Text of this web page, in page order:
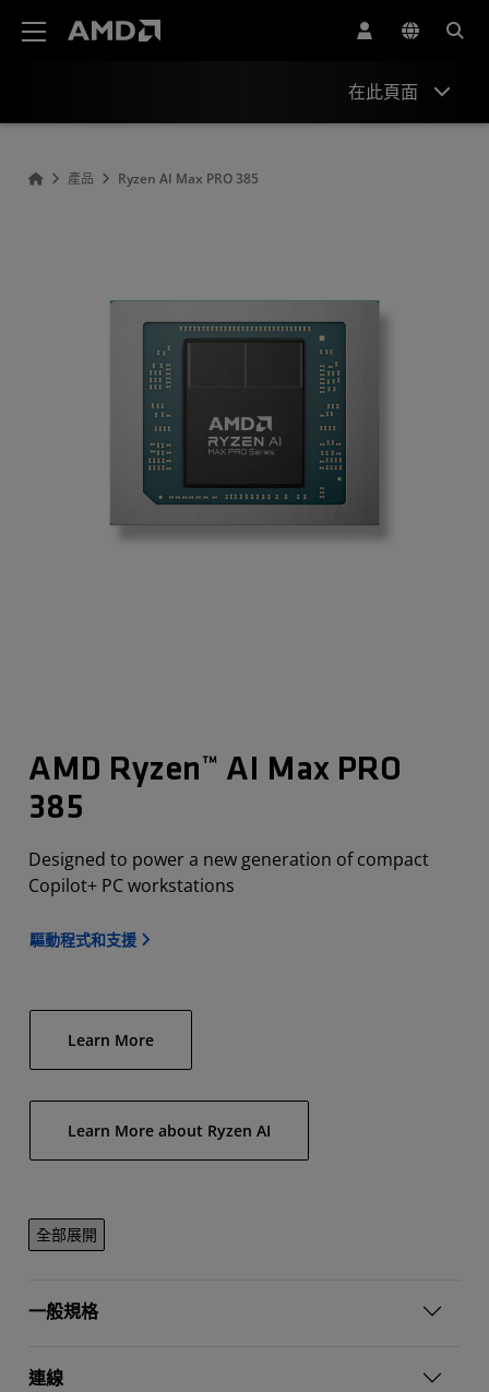
在此頁面
產品 Ryzen AI Max PRO 385
AMD Ryzen™ AI Max PRO
385
Designed to power a new generation of compact
Copilot+ PC workstations
驅動程式和支援
Learn More
Learn More about Ryzen AI
全部展開
一般規格
連線